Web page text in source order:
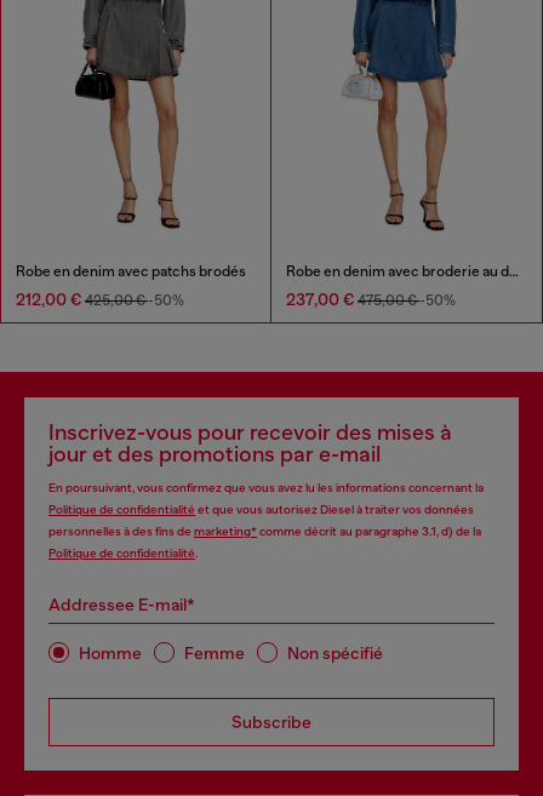
Robe en denim avec patchs brodés
212,00 € 425,00 €-50%
Robe en denim avec broderie au dos
237,00 € 475,00 €-50%
Inscrivez-vous pour recevoir des mises à
jour et des promotions par e-mail
En poursuivant, vous confirmez que vous avez lu les informations concernant la
Politique de confidentialité et que vous autorisez Diesel à traiter vos données
personnelles à des fins de marketing*comme décrit au paragraphe 3.1, d) de la
Politique de confidentialité
Addressee E-mail*
Homme Femme Non spécifié
Subscribe